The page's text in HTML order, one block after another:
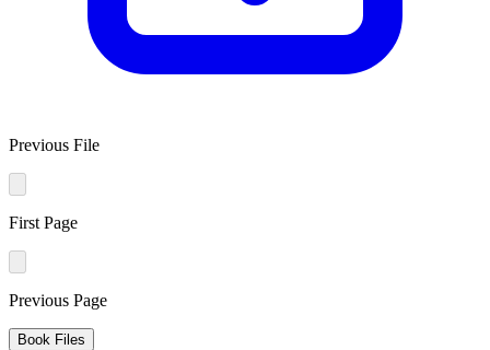
Previous File
First Page
Previous Page
Book Files